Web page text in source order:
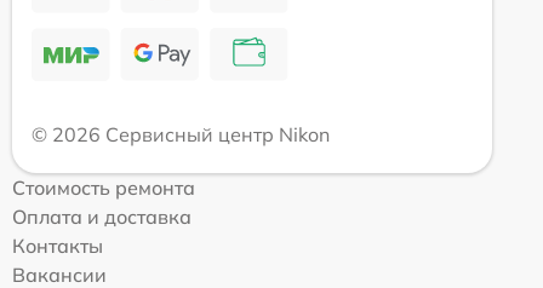
© 2026 Сервисный центр Nikon
Стоимость ремонта
Оплата и доставка
Контакты
Вакансии